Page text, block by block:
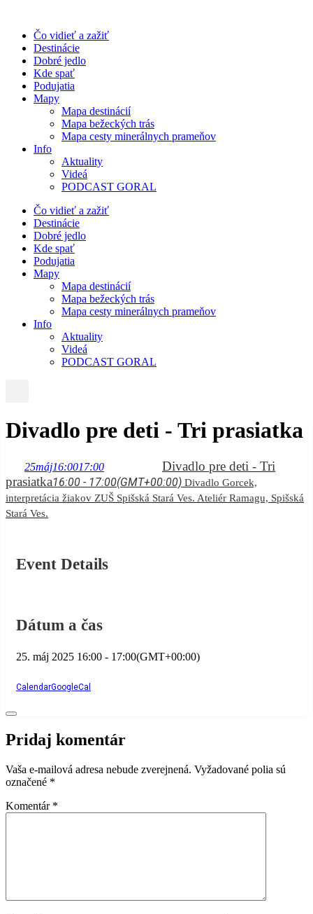
obsah
Čo vidieť a zažiť
Destinácie
Dobré jedlo
Kde spať
Podujatia
Mapy
Mapa destinácií
Mapa bežeckých trás
Mapa cesty minerálnych prameňov
Info
Aktuality
Videá
PODCAST GORAL
Čo vidieť a zažiť
Destinácie
Dobré jedlo
Kde spať
Podujatia
Mapy
Mapa destinácií
Mapa bežeckých trás
Mapa cesty minerálnych prameňov
Info
Aktuality
Videá
PODCAST GORAL
Divadlo pre deti - Tri prasiatka
25máj16:0017:00
Divadlo pre deti - Tri
prasiatka16:00 - 17:00(GMT+00:00) Divadlo Gorcek,
interpretácia žiakov ZUŠ Spišská Stará Ves. Ateliér Ramagu, Spišská
Stará Ves.
Event Details
Dátum a čas
25. máj 2025 16:00 - 17:00(GMT+00:00)
CalendarGoogleCal
Pridaj komentár
Vaša e-mailová adresa nebude zverejnená. Vyžadované polia sú
označené *
Komentár *